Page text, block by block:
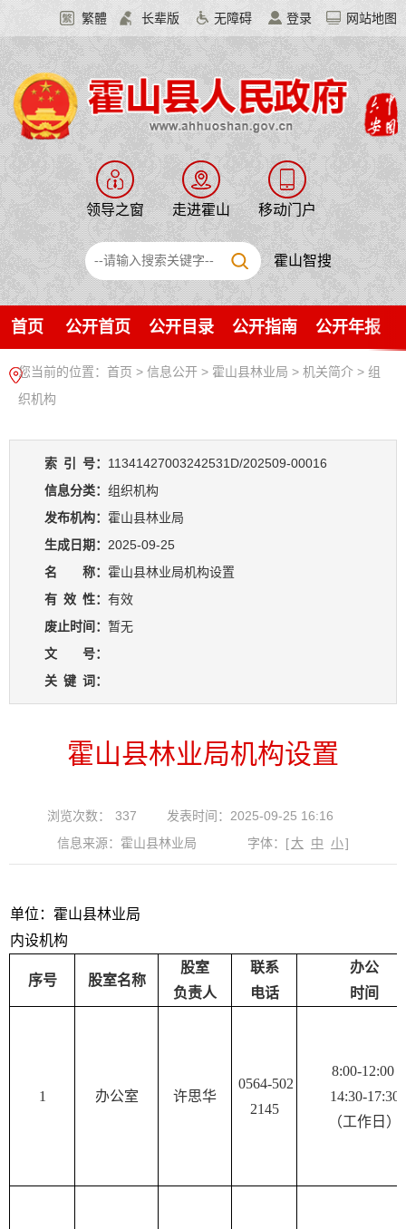
繁體 长辈版 无障碍 登录 网站地图
领导之窗 走进霍山 移动门户
霍山智搜
首页 公开首页 公开目录 公开指南 公开年报
您当前的位置： 首页 > 信息公开 > 霍山县林业局 > 机关简介 > 组
织机构
索 引 号： 11341427003242531D/202509-00016
信息分类： 组织机构
发布机构： 霍山县林业局
生成日期： 2025-09-25
名 称： 霍山县林业局机构设置
有 效 性： 有效
废止时间： 暂无
文 号：
关 键 词：
霍山县林业局机构设置
浏览次数： 337
发表时间：2025-09-25 16:16
信息来源：霍山县林业局
字体： [大 中 小]
单位：霍山县林业局
内设机构
序号 股室名称
股室
负责人
联系
电话
办公
时间
1 办公室 许思华
0564-502
2145
8:00-12:00
14:30-17:30
（工作日）